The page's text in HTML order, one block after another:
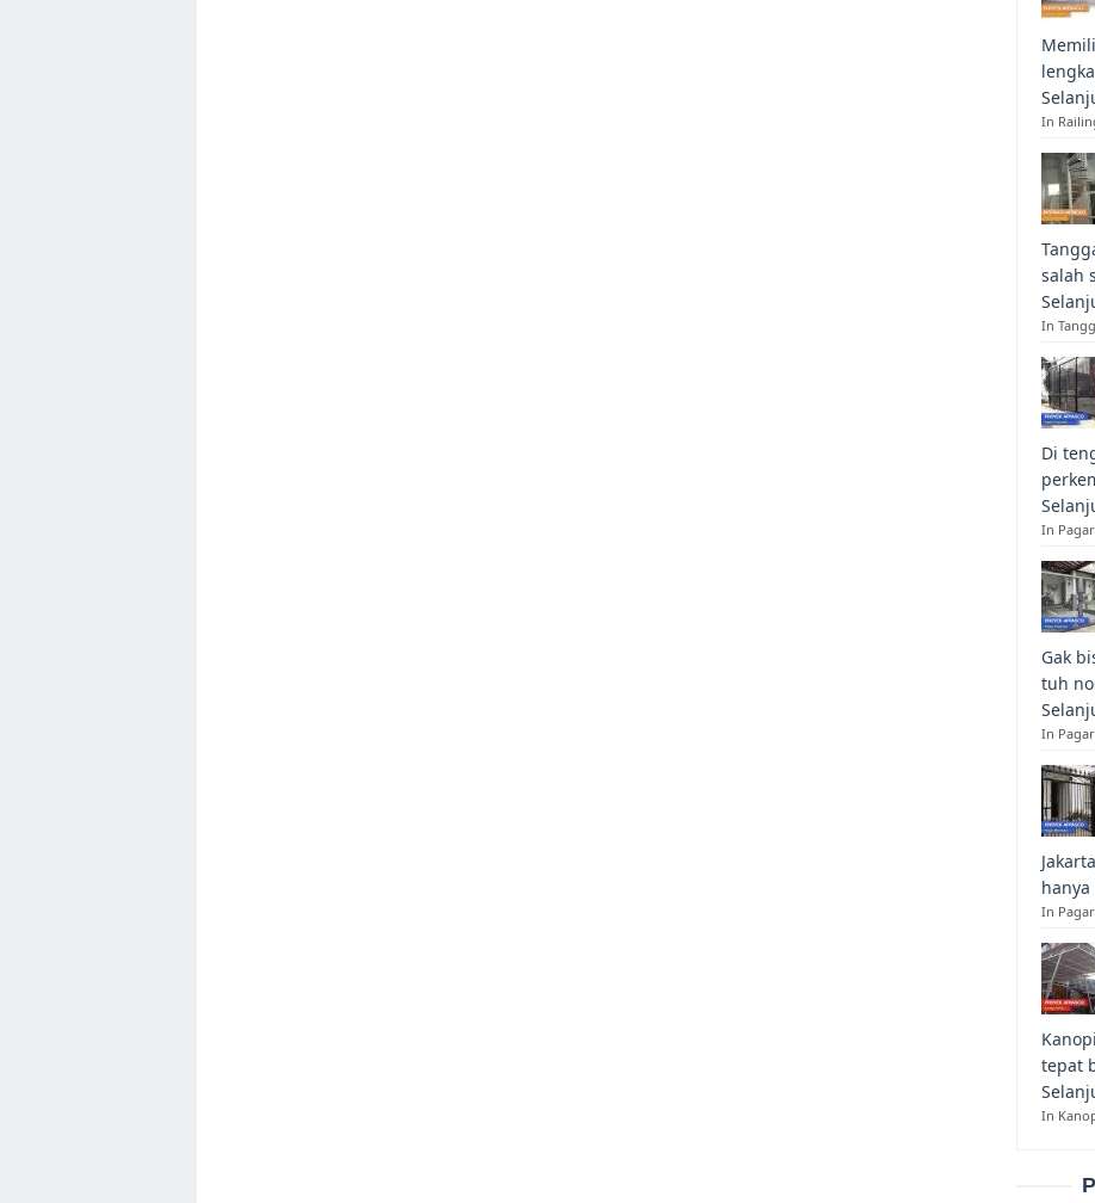
In
salah
In
Di
In
Gak
tuh
In
In Pagar
tepat
In